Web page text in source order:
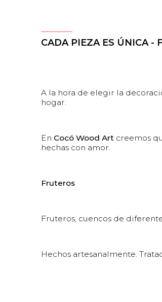
CADA PIEZA ES ÚNICA -
A la hora de elegir la
hogar.
En Cocó Wood Artcreemos
hechas con amor.
Fruteros
Fruteros, cuencos de
Hechos artesanalmente.